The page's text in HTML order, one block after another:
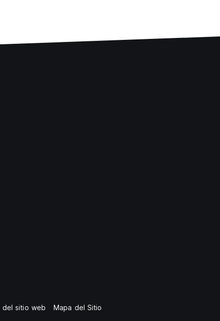
del sitio web Mapa del Sitio